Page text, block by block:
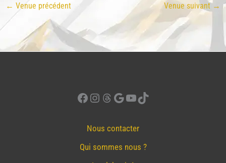
← Venue précédent Venue suivant→
Facebook
Instagram
Threads
Google
YouTube
TikTok
Nous contacter
Qui sommes nous ?